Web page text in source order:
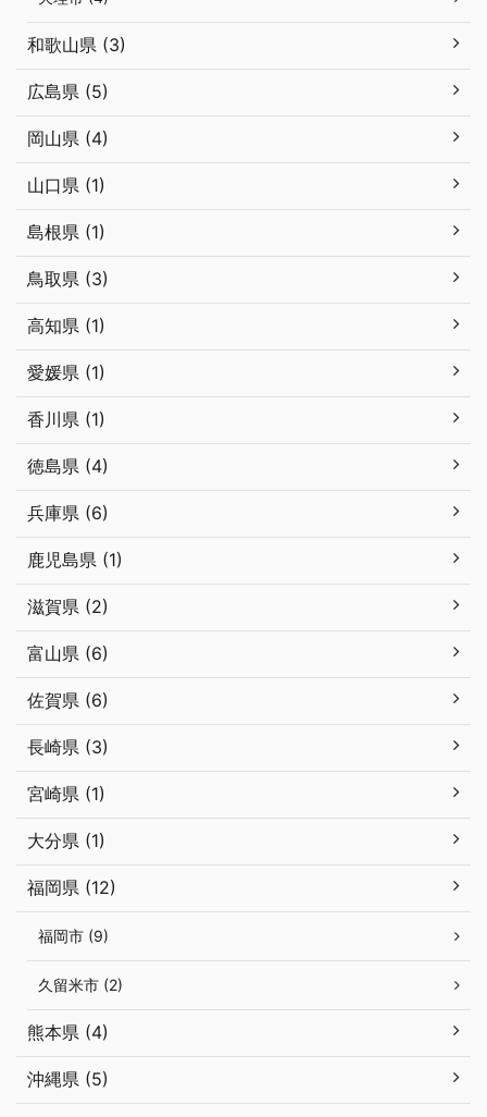
和歌山県 (3)
広島県 (5)
岡山県 (4)
山口県 (1)
島根県 (1)
鳥取県 (3)
高知県 (1)
愛媛県 (1)
香川県 (1)
徳島県 (4)
兵庫県 (6)
鹿児島県 (1)
滋賀県 (2)
富山県 (6)
佐賀県 (6)
長崎県 (3)
宮崎県 (1)
大分県 (1)
福岡県 (12)
福岡市 (9)
久留米市 (2)
熊本県 (4)
沖縄県 (5)